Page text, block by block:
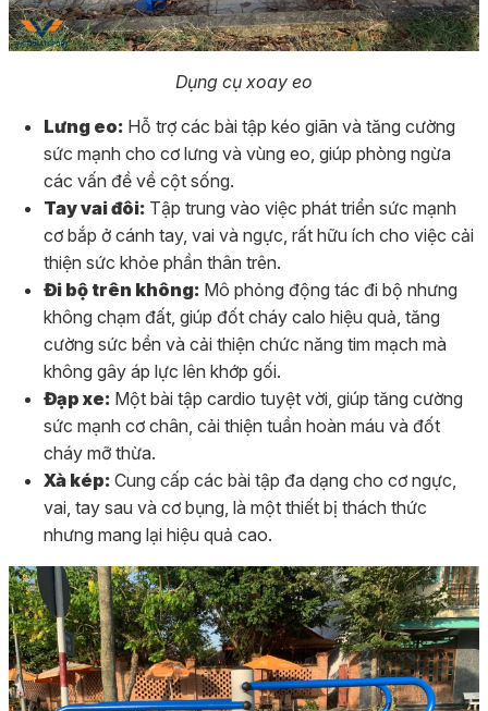
Dụng cụ xoay eo
Lưng eo: Hỗ trợ các bài tập kéo giãn và tăng cường
sức mạnh cho cơ lưng và vùng eo, giúp phòng ngừa
các vấn đề về cột sống.
Tay vai đôi: Tập trung vào việc phát triển sức mạnh
cơ bắp ở cánh tay, vai và ngực, rất hữu ích cho việc cải
thiện sức khỏe phần thân trên.
Đi bộ trên không: Mô phỏng động tác đi bộ nhưng
không chạm đất, giúp đốt cháy calo hiệu quả, tăng
cường sức bền và cải thiện chức năng tim mạch mà
không gây áp lực lên khớp gối.
Đạp xe: Một bài tập cardio tuyệt vời, giúp tăng cường
sức mạnh cơ chân, cải thiện tuần hoàn máu và đốt
cháy mỡ thừa.
Xà kép: Cung cấp các bài tập đa dạng cho cơ ngực,
vai, tay sau và cơ bụng, là một thiết bị thách thức
nhưng mang lại hiệu quả cao.